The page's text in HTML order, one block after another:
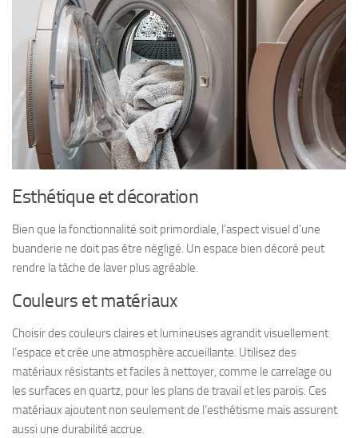
Esthétique et décoration
Bien que la fonctionnalité soit primordiale, l’aspect visuel d’une
buanderie ne doit pas être négligé. Un espace bien décoré peut
rendre la tâche de laver plus agréable.
Couleurs et matériaux
Choisir des couleurs claires et lumineuses agrandit visuellement
l’espace et crée une atmosphère accueillante. Utilisez des
matériaux résistants et faciles à nettoyer, comme le carrelage ou
les surfaces en quartz, pour les plans de travail et les parois. Ces
matériaux ajoutent non seulement de l’esthétisme mais assurent
aussi une durabilité accrue.